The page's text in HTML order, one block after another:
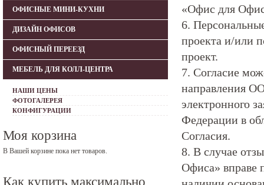
«Офис для
6.
проекта и/или
проект.
7. Согласие
направления
электронного
Федерации в
Согласия.
8. В случае
Офиса» вправе
ОФИСНЫЕ МИНИ-КУХНИ
ДИЗАЙН ОФИСОВ
ОФИСНЫЙ ПЕРЕЕЗД
МЕБЕЛЬ ДЛЯ КОЛЛ-ЦЕНТРА
НАШИ ЦЕНЫ
ФОТОГАЛЕРЕЯ
КОНФИГУРАЦИИ
Моя корзина
В Вашей корзине пока нет товаров.
Как купить максимально